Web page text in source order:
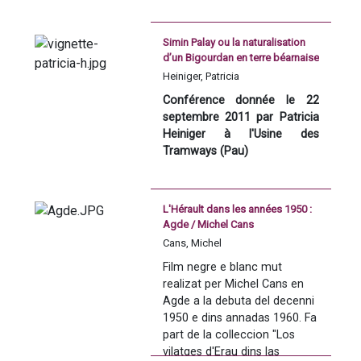
Jérémy Couraut (Djé Balèti),
Capitanissa, Sainte
Ambrounette Sougirous de la
Fouasse, e d’autes.
Rodatge : 05/03/2011 a Nissa
L'Harmatttan, Jean-Jacques
Castéret, ethnomusicologue,
nous invite à découvrir cette
pratique sociale.
conferéncia de Joan Eygun
qu'èra ua prosejada de
vulgarisacion en direccion
deu public bearnés, dens las
condicions tecnicas de
l'endret (impossibilitat
d'estupar la lutz, per
Prepaus de la conferéncia
Qu'existeish en Bearn un
patrimòni lingüistic hèra ric
qui a deishat traç  pregonds e
duradís dens lo paisatge, dab
Simin Palay ou la naturalisation
d’un Bigourdan en terre béarnaise
/ Patricia Heiniger
Heiniger, Patricia
Conférence donnée le 22
septembre 2011 par Patricia
Heiniger à l'Usine des
Tramways (Pau)
Jean-Maximin Palay (1874-
1965) le plus béarnais des
Bigourdans, issu d’une longue
lignée d’artisans tailleur-
couturier, familialement
instruit pour suivre l’autre
tradition des hommes de la
maison qu’était la maîtrise du
verbe et du rythme.
L'Hérault dans les années 1950 :
Agde / Michel Cans
Cans, Michel
Film negre e blanc mut
realizat per Michel Cans en
Agde a la debuta del decenni
1950 e dins annadas 1960. Fa
part de la colleccion "Los
vilatges d'Erau dins las